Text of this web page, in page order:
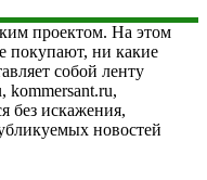
проектом. На этом
покупают, ни какие
собой ленту
kommersant.ru,
без искажения,
новостей